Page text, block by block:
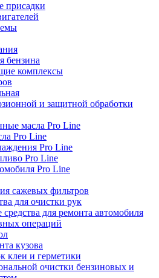
присадки
бензина
комплексы
и защитной обработки
масла Pro Line
Pro Line
Pro Line
Pro Line
Pro Line
сажевых фильтров
для очистки рук
для ремонта автомобиля
операций
кузова
клеи и герметики
очистки бензиновых и